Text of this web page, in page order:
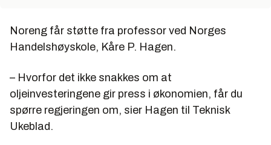
Noreng får støtte fra professor ved Norges
Handelshøyskole, Kåre P. Hagen.
– Hvorfor det ikke snakkes om at
oljeinvesteringene gir press i økonomien, får du
spørre regjeringen om, sier Hagen til Teknisk
Ukeblad.